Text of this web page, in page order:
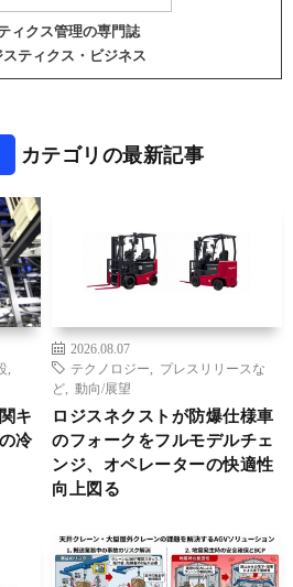
ィクス管理の専門誌
スティクス・ビジネス
カテゴリの最新記事
キ
冷
2026.08.07
テクノロジー
プレスリリースな
ど
動向/展望
ロジスネクストが防爆仕様車
のフォークをフルモデルチェ
ンジ、オペレーターの快適性
向上図る